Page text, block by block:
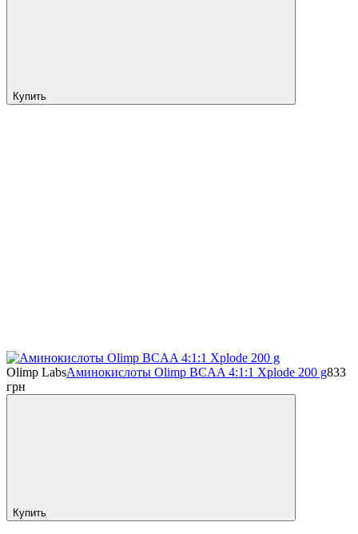
Купить
Olimp LabsАминокислоты Olimp BCAA 4:1:1 Xplode 200 g833
грн
Купить